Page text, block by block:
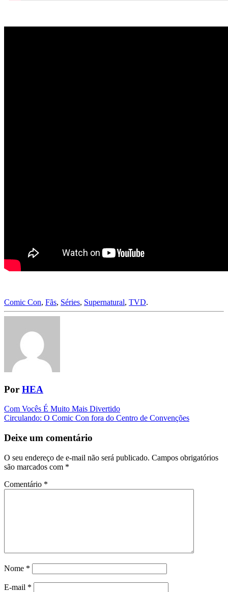
Comic Con, Fãs, Séries, Supernatural, TVD.
Por HEA
Navegação
da
Postagem
Com Vocês É Muito Mais Divertido
Circulando: O Comic Con fora do Centro de Convenções
Deixe um comentário
O seu endereço de e-mail não será publicado. Campos obrigatórios
são marcados com *
Comentário *
Nome *
E-mail *